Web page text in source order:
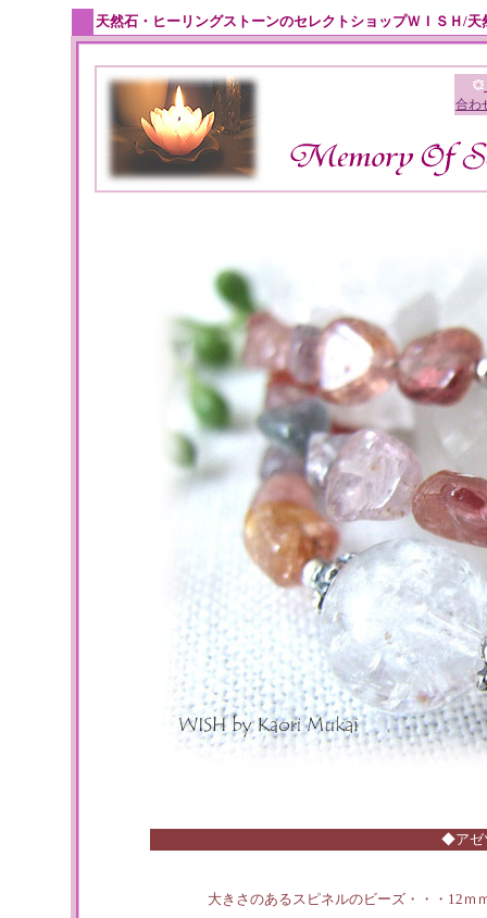
天然石・ヒーリングストーンのセレクトショップＷＩＳＨ/
合わ
◆アゼ
大きさのあるスピネルのビーズ・・・12ｍ